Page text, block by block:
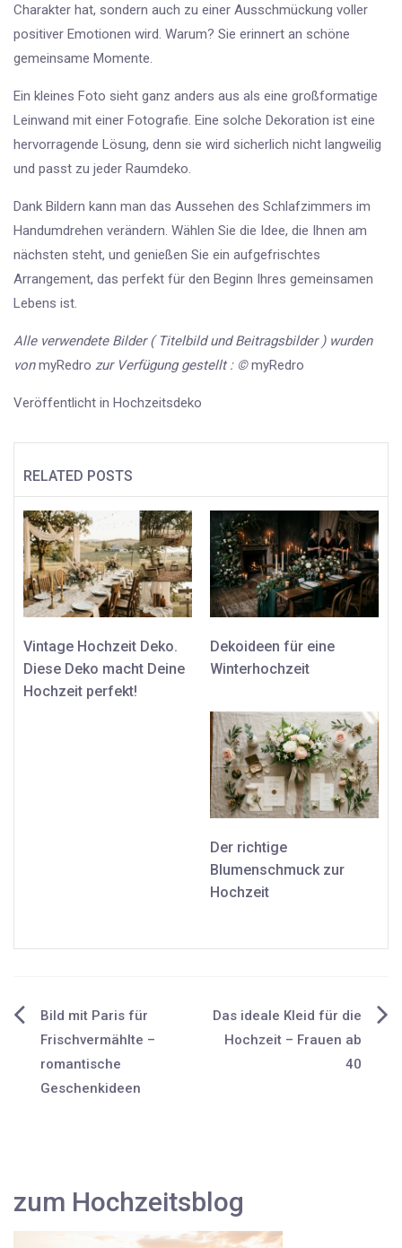
Charakter hat, sondern auch zu einer Ausschmückung voller
positiver Emotionen wird. Warum? Sie erinnert an schöne
gemeinsame Momente.
Ein kleines Foto sieht ganz anders aus als eine großformatige
Leinwand mit einer Fotografie. Eine solche Dekoration ist eine
hervorragende Lösung, denn sie wird sicherlich nicht langweilig
und passt zu jeder Raumdeko.
Dank Bildern kann man das Aussehen des Schlafzimmers im
Handumdrehen verändern. Wählen Sie die Idee, die Ihnen am
nächsten steht, und genießen Sie ein aufgefrischtes
Arrangement, das perfekt für den Beginn Ihres gemeinsamen
Lebens ist.
Alle verwendete Bilder ( Titelbild und Beitragsbilder ) wurden
vonmyRedro zur Verfügung gestellt : ©myRedro
Veröffentlicht in Hochzeitsdeko
RELATED POSTS
Vintage Hochzeit Deko.
Diese Deko macht Deine
Hochzeit perfekt!
Dekoideen für eine
Winterhochzeit
Der richtige
Blumenschmuck zur
Hochzeit
Beitragsnavigation
Bild mit Paris für
Frischvermählte –
romantische
Geschenkideen
Das ideale Kleid für die
Hochzeit – Frauen ab
40
zum Hochzeitsblog